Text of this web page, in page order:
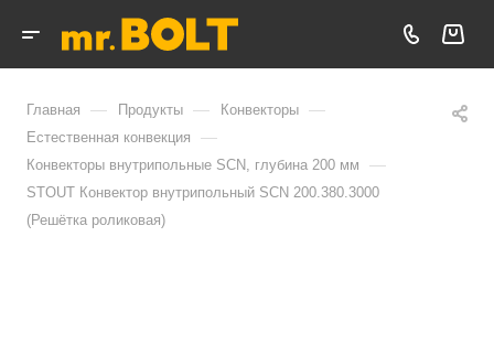
Главная — Продукты — Конвекторы —
Естественная конвекция —
Конвекторы внутрипольные SCN, глубина 200 мм —
STOUT Конвектор внутрипольный SCN 200.380.3000
(Решётка роликовая)